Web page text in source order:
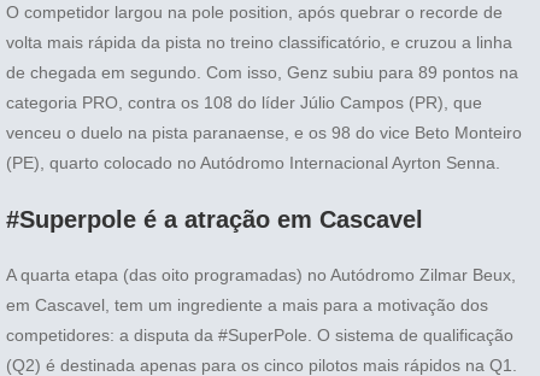
O competidor largou na pole position, após quebrar o recorde de
volta mais rápida da pista no treino classificatório, e cruzou a linha
de chegada em segundo. Com isso, Genz subiu para 89 pontos na
categoria PRO, contra os 108 do líder Júlio Campos (PR), que
venceu o duelo na pista paranaense, e os 98 do vice Beto Monteiro
(PE), quarto colocado no Autódromo Internacional Ayrton Senna.
#Superpole é a atração em Cascavel
A quarta etapa (das oito programadas) no Autódromo Zilmar Beux,
em Cascavel, tem um ingrediente a mais para a motivação dos
competidores: a disputa da #SuperPole. O sistema de qualificação
(Q2) é destinada apenas para os cinco pilotos mais rápidos na Q1.